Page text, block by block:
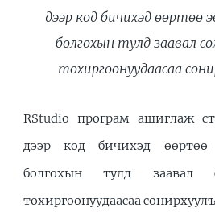
дээр код бичихэд өөртөө
болгохын тулд заавал
тохиргоонуудаасаа
RStudio програм ашиглаж
дээр код бичихэд өөртөө
болгохын тулд заавал
тохиргоонуудаасаа